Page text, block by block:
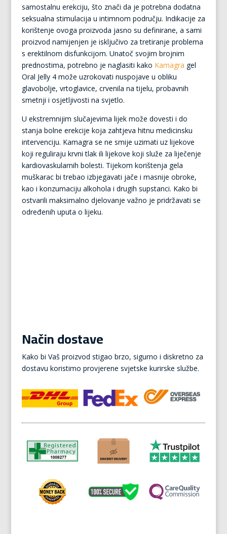
samostalnu erekciju, što znači da je potrebna dodatna
seksualna stimulacija u intimnom području. Indikacije za
korištenje ovoga proizvoda jasno su definirane, a sami
proizvod namijenjen je isključivo za tretiranje problema
s erektilnom disfunkcijom. Unatoč svojim brojnim
prednostima, potrebno je naglasiti kako Kamagra gel
Oral Jelly 4 može uzrokovati nuspojave u obliku
glavobolje, vrtoglavice, crvenila na tijelu, probavnih
smetnji i osjetljivosti na svjetlo.
U ekstremnijim slučajevima lijek može dovesti i do
stanja bolne erekcije koja zahtjeva hitnu medicinsku
intervenciju. Kamagra se ne smije uzimati uz lijekove
koji reguliraju krvni tlak ili lijekove koji služe za liječenje
kardiovaskularnih bolesti. Tijekom korištenja gela
muškarac bi trebao izbjegavati jače i masnije obroke,
kao i konzumaciju alkohola i drugih supstanci. Kako bi
ostvarili maksimalno djelovanje važno je pridržavati se
određenih uputa o lijeku.
Način dostave
Kako bi Vaš proizvod stigao brzo, sigurno i diskretno za
dostavu koristimo provjerene svjetske kurirske službe.